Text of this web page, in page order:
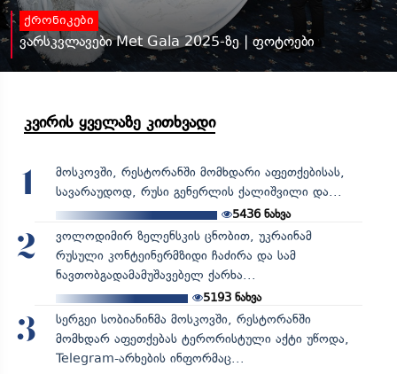
ქრონიკები
ვარსკვლავები Met Gala 2025-ზე | ფოტოები
კვირის ყველაზე კითხვადი
1
მოსკოვში, რესტორანში მომხდარი აფეთქებისას,
სავარაუდოდ, რუსი გენერლის ქალიშვილი და...
5436ნახვა
2
ვოლოდიმირ ზელენსკის ცნობით, უკრაინამ
რუსული კონტეინერმზიდი ჩაძირა და სამ
ნავთობგადამამუშავებელ ქარხა...
5193ნახვა
3
სერგეი სობიანინმა მოსკოვში, რესტორანში
მომხდარ აფეთქებას ტერორისტული აქტი უწოდა,
Telegram-არხების ინფორმაც...